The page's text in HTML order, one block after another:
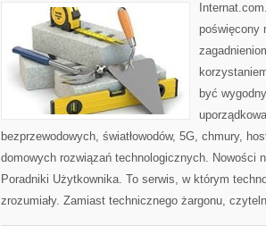
poświęcony
być
bezprzewodowych, światłowodów, 5G, chmury,
domowych rozwiązań technologicznych. Nowości
Poradniki Użytkownika. To serwis, w którym
zrozumiały. Zamiast technicznego żargonu,